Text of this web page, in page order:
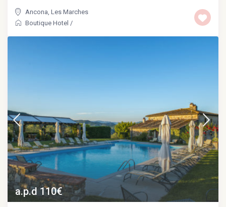
Ancona ,Les Marches
Boutique Hotel /
a.p.d 110€